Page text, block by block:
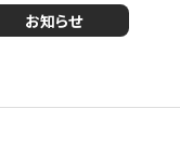
お知らせ